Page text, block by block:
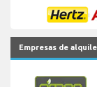
Empresas de